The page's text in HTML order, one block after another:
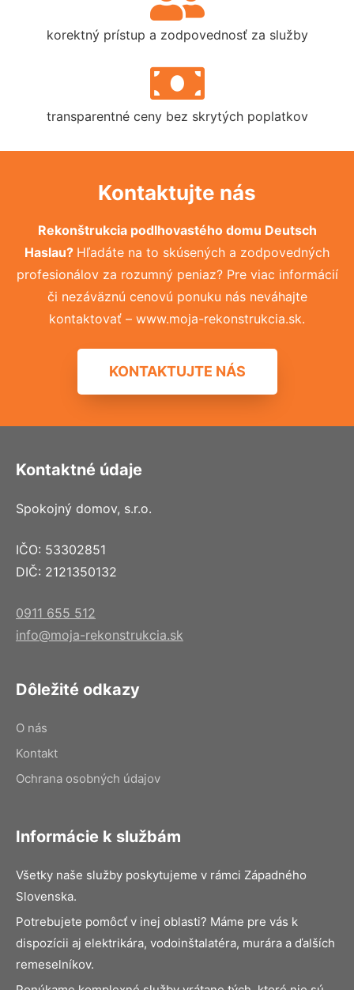
korektný prístup a zodpovednosť za služby
transparentné ceny bez skrytých poplatkov
Kontaktujte nás
Rekonštrukcia podlhovastého domu Deutsch
Haslau? Hľadáte na to skúsených a zodpovedných
profesionálov za rozumný peniaz? Pre viac informácií
či nezáväznú cenovú ponuku nás neváhajte
kontaktovať – www.moja-rekonstrukcia.sk.
KONTAKTUJTE NÁS
Kontaktné údaje
Spokojný domov, s.r.o.
IČO: 53302851
DIČ: 2121350132
0911 655 512
info@moja-rekonstrukcia.sk
Dôležité odkazy
O nás
Kontakt
Ochrana osobných údajov
Informácie k službám
Všetky naše služby poskytujeme v rámci Západného
Slovenska.
Potrebujete pomôcť v inej oblasti? Máme pre vás k
dispozícii aj elektrikára, vodoinštalatéra, murára a ďalších
remeselníkov.